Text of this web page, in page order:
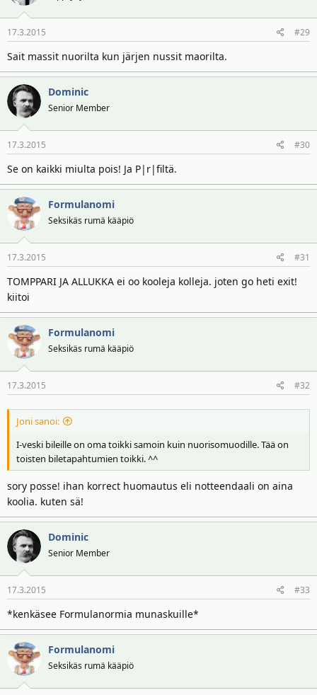
17.3.2015 #29
Sait massit nuorilta kun järjen nussit maorilta.
Dominic
Senior Member
17.3.2015 #30
Se on kaikki miulta pois! Ja P|r|filtä.
Formulanomi
Seksikäs rumä kääpiö
17.3.2015 #31
TOMPPARI JA ALLUKKA ei oo kooleja kolleja. joten go heti exit!
kiitoi
Formulanomi
Seksikäs rumä kääpiö
17.3.2015 #32
Joni sanoi:
I-veski bileille on oma toikki samoin kuin nuorisomuodille. Tää on
toisten biletapahtumien toikki. ^^
sory posse! ihan korrect huomautus eli notteendaali on aina
koolia. kuten sä!
Dominic
Senior Member
17.3.2015 #33
*kenkäsee Formulanormia munaskuille*
Formulanomi
Seksikäs rumä kääpiö